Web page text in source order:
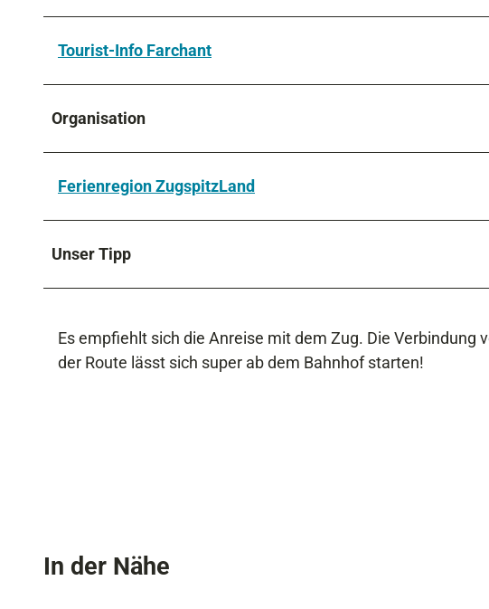
Tourist-Info Farchant
Organisation
Ferienregion ZugspitzLand
Unser Tipp
Es empfiehlt sich die Anreise mit dem Zug. Die
der Route lässt sich super ab dem Bahnhof starten!
In der Nähe